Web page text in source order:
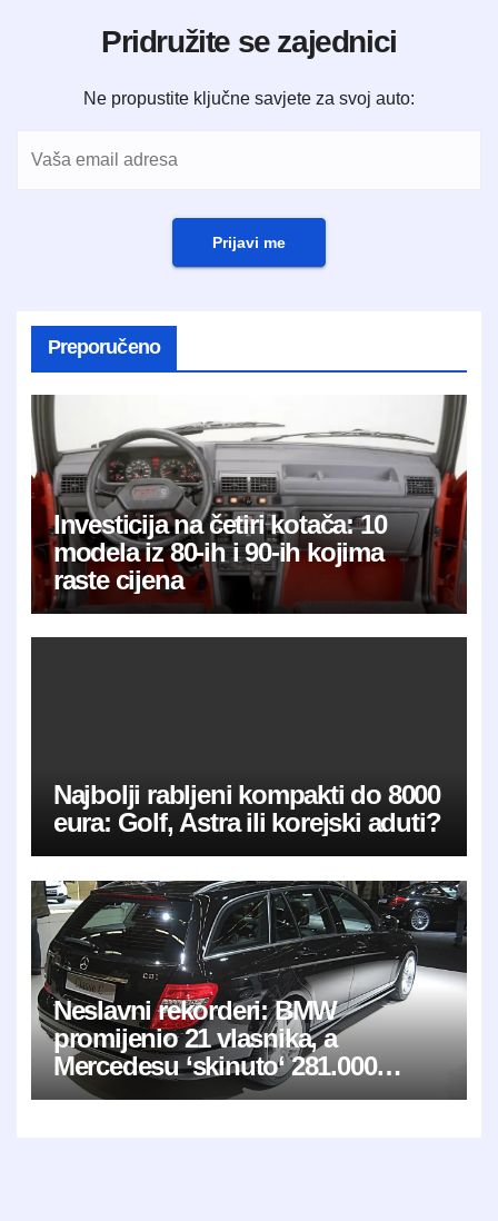
Pridružite se zajednici
Ne propustite ključne savjete za svoj auto:
Prijavi me
Preporučeno
Investicija na četiri kotača: 10
modela iz 80-ih i 90-ih kojima
raste cijena
Najbolji rabljeni kompakti do 8000
eura: Golf, Astra ili korejski aduti?
Neslavni rekorderi: BMW
promijenio 21 vlasnika, a
Mercedesu ‘skinuto‘ 281.000
kilometara